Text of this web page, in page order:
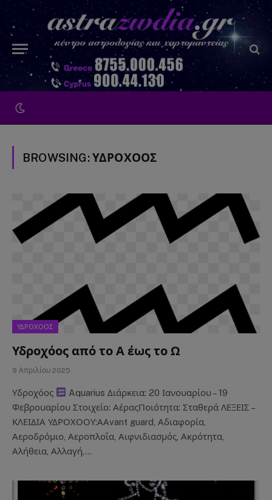
BROWSING:ΥΔΡΟΧΟΟΣ
ΥΔΡΟΧΟΟΣ
Υδροχόος από το Α έως το Ω
9 Απριλίου 2025
Υδροχόος
Aquarius Διάρκεια: 20 Ιανουαρίου – 19
Φεβρουαρίου Στοιχείο: ΑέραςΠοιότητα: Σταθερά ΛΕΞΕΙΣ –
ΚΛΕΙΔΙΑ ΥΔΡΟΧΟΟΥ:ΑΑvant guard, Αδιαφορία,
Αεροδρόμιο, Αεροπλοΐα, Αιφνιδιασμός, Ακρότητα,
Αλήθεια, Αλλαγή,…